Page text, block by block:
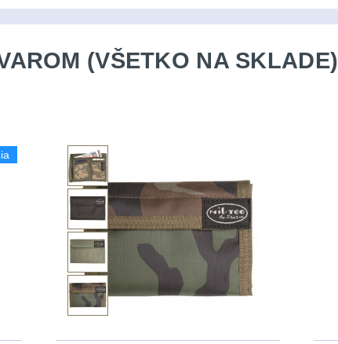
(VŠETKO NA SKLADE)